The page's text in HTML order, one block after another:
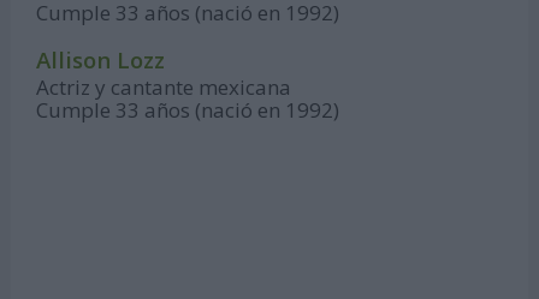
Cumple 33 años (nació en 1992)
Allison Lozz
Actriz y cantante mexicana
Cumple 33 años (nació en 1992)